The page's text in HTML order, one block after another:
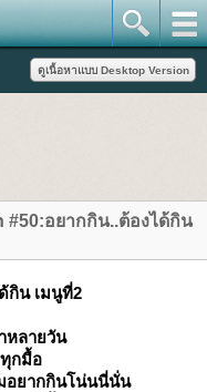
#50:อยากกิน..ต้องได้กิน
กิน เมนูที่2
หลายวัน
กมื้อ
อยากกินโน่นนี่นั่น